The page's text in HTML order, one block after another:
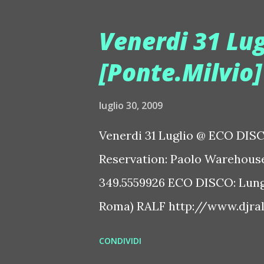
Lucchetti. Attualmente
"L' uomo nero" diretto da
tornano Gigi d' Agostino e i
Nari e Milano. Domenica 02
Venerdi 31
[Ponte.Milvio]
luglio 30, 2009
Venerdi 31 Luglio @ ECO
Reservation: Paolo
349.5559926 ECO DISCO:
Roma) RALF http://
CONDIVIDI